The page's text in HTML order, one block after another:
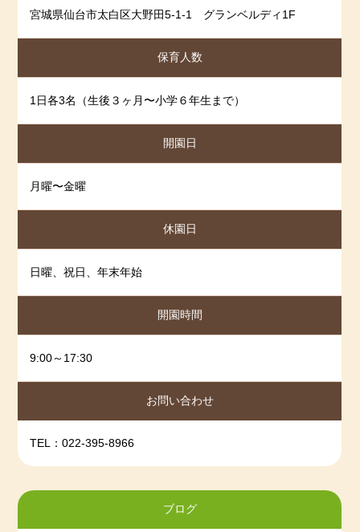
宮城県仙台市太白区大野田5-1-1 グランベルディ1F
保育人数
1日各3名（生後３ヶ月〜小学６年生まで）
開園日
月曜〜金曜
休園日
日曜、祝日、年末年始
開園時間
9:00～17:30
お問い合わせ
TEL：022-395-8966
ブログ